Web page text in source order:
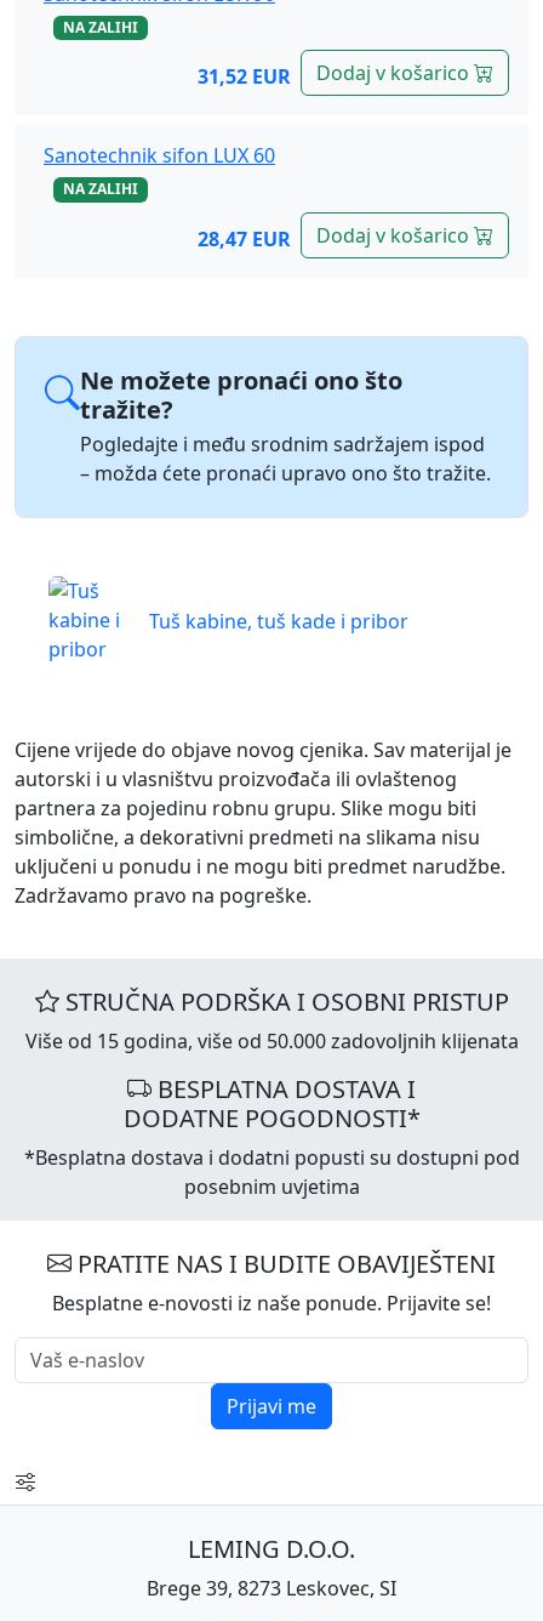
NA ZALIHI
31,52 EUR Dodaj v košarico
Sanotechnik sifon LUX 60
NA ZALIHI
28,47 EUR Dodaj v košarico
Ne možete pronaći ono što
tražite?
Pogledajte i među srodnim sadržajem ispod
– možda ćete pronaći upravo ono što tražite.
Tuš kabine, tuš kade i pribor
Cijene vrijede do objave novog cjenika. Sav materijal je
autorski i u vlasništvu proizvođača ili ovlaštenog
partnera za pojedinu robnu grupu. Slike mogu biti
simbolične, a dekorativni predmeti na slikama nisu
uključeni u ponudu i ne mogu biti predmet narudžbe.
Zadržavamo pravo na pogreške.
STRUČNA PODRŠKA I OSOBNI PRISTUP
Više od 15 godina, više od 50.000 zadovoljnih klijenata
BESPLATNA DOSTAVA I
DODATNE POGODNOSTI*
*Besplatna dostava i dodatni popusti su dostupni pod
posebnim uvjetima
PRATITE NAS I BUDITE OBAVIJEŠTENI
Besplatne e-novosti iz naše ponude. Prijavite se!
Prijavi me
LEMING D.O.O.
Brege 39, 8273 Leskovec, SI